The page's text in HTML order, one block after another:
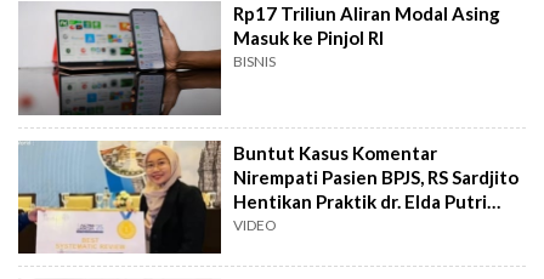
Rp17 Triliun Aliran Modal Asing
Masuk ke Pinjol RI
BISNIS
Buntut Kasus Komentar
Nirempati Pasien BPJS, RS Sardjito
Hentikan Praktik dr. Elda Putri
Rahard
VIDEO